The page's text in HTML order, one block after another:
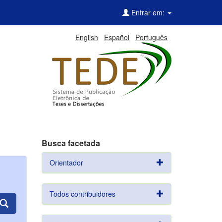
Entrar em:
English Español Português
Busca facetada
Orientador
Todos contribuidores